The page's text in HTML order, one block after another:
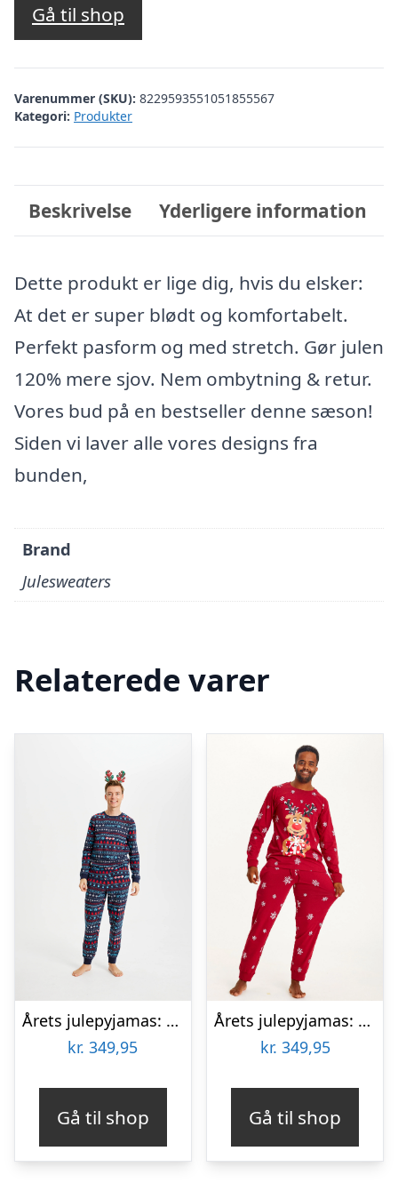
pris
var:
kr. 349,95.kr. 249,00.
Gå til shop
Varenummer (SKU): 8229593551051855567
Kategori: Produkter
Beskrivelse Yderligere information
Dette produkt er lige dig, hvis du elsker:
At det er super blødt og komfortabelt.
Perfekt pasform og med stretch. Gør julen
120% mere sjov. Nem ombytning & retur.
Vores bud på en bestseller denne sæson!
Siden vi laver alle vores designs fra
bunden,
Brand
Julesweaters
Relaterede varer
Årets julepyjamas: Unicef Pyjamas – herre / mænd.
kr. 349,95
Gå til shop
Årets julepyjamas: Rudolfs Cute Pyjamas Rød – herre / mænd.
kr. 349,95
Gå til shop